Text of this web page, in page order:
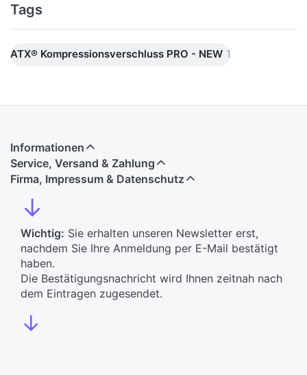
Tags
ATX® Kompressionsverschluss PRO - NEW 1
Informationen
Service, Versand & Zahlung
Firma, Impressum & Datenschutz
↓
Wichtig: Sie erhalten unseren Newsletter erst,
nachdem Sie Ihre Anmeldung per E-Mail bestätigt
haben.
Die Bestätigungsnachricht wird Ihnen zeitnah nach
dem Eintragen zugesendet.
↓